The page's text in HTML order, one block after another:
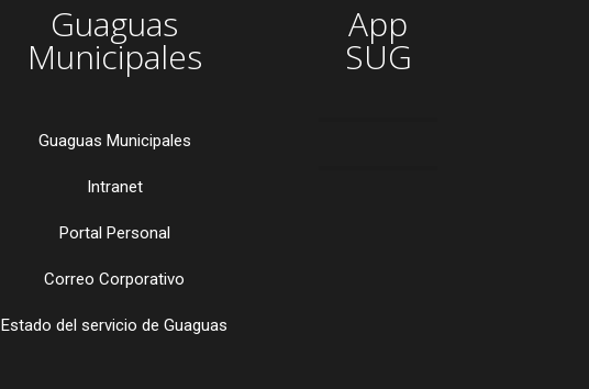
Guaguas
Municipales
Guaguas Municipales
Intranet
Portal Personal
Correo Corporativo
Estado del servicio de Guaguas
App
SUG